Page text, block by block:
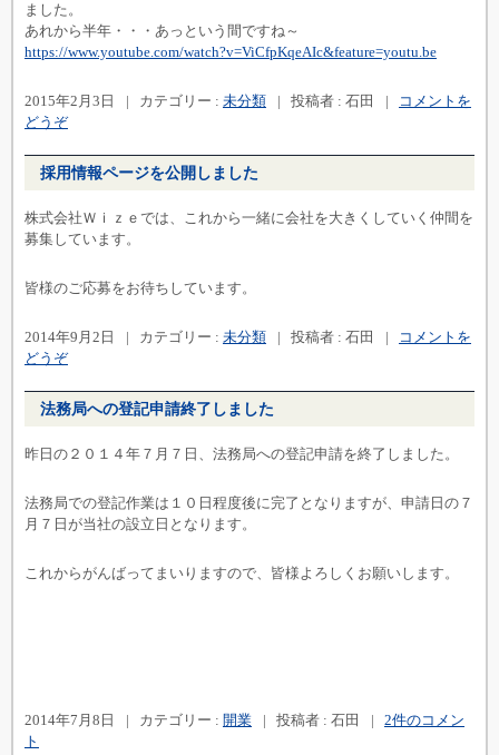
ました。
あれから半年・・・あっという間ですね～
https://www.youtube.com/watch?v=ViCfpKqeAIc&feature=youtu.be
2015年2月3日 | カテゴリー : 未分類 | 投稿者 : 石田 |
コメントを
どうぞ
採用情報ページを公開しました
株式会社Ｗｉｚｅでは、これから一緒に会社を大きくしていく仲間を
募集しています。
皆様のご応募をお待ちしています。
2014年9月2日 | カテゴリー : 未分類 | 投稿者 : 石田 |
コメントを
どうぞ
法務局への登記申請終了しました
昨日の２０１４年７月７日、法務局への登記申請を終了しました。
法務局での登記作業は１０日程度後に完了となりますが、申請日の７
月７日が当社の設立日となります。
これからがんばってまいりますので、皆様よろしくお願いします。
2014年7月8日 | カテゴリー : 開業 | 投稿者 : 石田 |
2件のコメン
ト